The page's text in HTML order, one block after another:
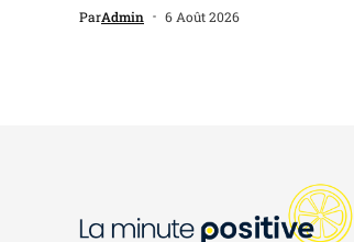
ParAdmin 6 Août 2026